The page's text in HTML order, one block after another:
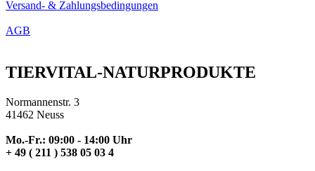
Versand- & Zahlungsbedingungen
AGB
TIERVITAL-NATURPRODUKTE
Normannenstr. 3
41462 Neuss
Mo.-Fr.: 09:00 - 14:00 Uhr
+ 49 ( 211 ) 538 05 03 4